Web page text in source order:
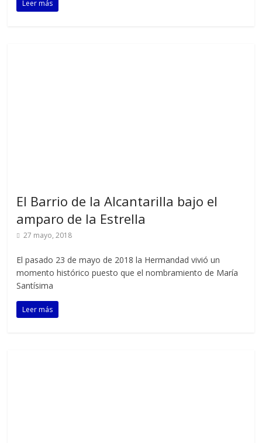
Leer más
El Barrio de la Alcantarilla bajo el
amparo de la Estrella
27 mayo, 2018
El pasado 23 de mayo de 2018 la Hermandad vivió un
momento histórico puesto que el nombramiento de María
Santísima
Leer más